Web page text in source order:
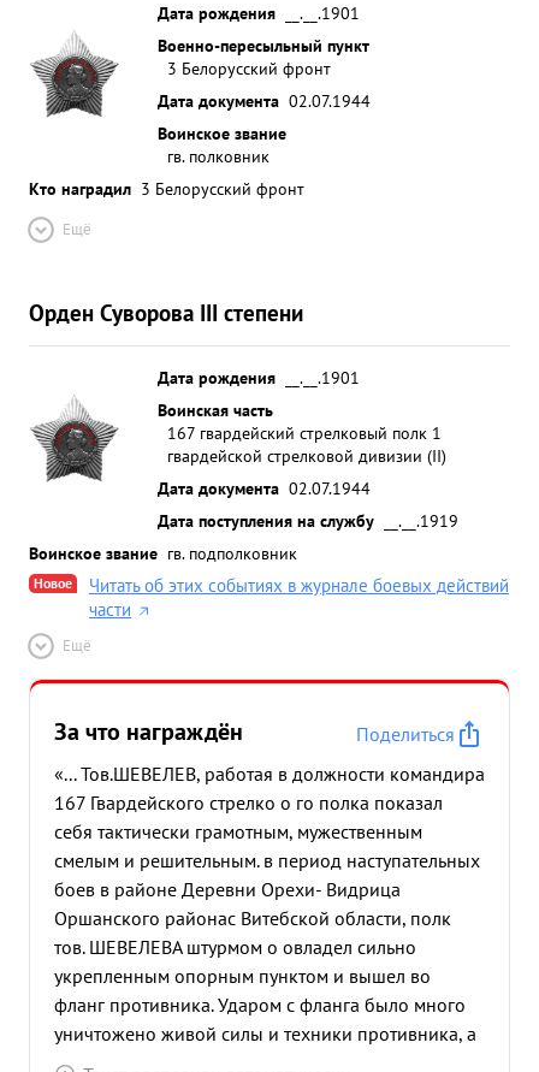
Дата рождения
__.__.1901
Военно-пересыльный пункт
3 Белорусский фронт
Дата документа 02.07.1944
Воинское звание
гв. полковник
Кто наградил 3 Белорусский фронт
Ещё
Орден Суворова III степени
Дата рождения
__.__.1901
Воинская часть
167 гвардейский стрелковый полк 1
гвардейской стрелковой дивизии (II)
Дата документа 02.07.1944
Дата поступления на службу
__.__.1919
Воинское звание гв. подполковник
Новое
Читать об этих событиях в журнале боевых действий
части
Ещё
За что награждён
Поделиться
«... Тов.ШЕВЕЛЕВ, работая в должности командира
167 Гвардейского стрелко о го полка показал
себя тактически грамотным, мужественным
смелым и решительным. в период наступательных
боев в районе Деревни Орехи- Видрица
Оршанского районас Витебской области, полк
тов. ШЕВЕЛЕВА штурмом о овладел сильно
укрепленным опорным пунктом и вышел во
фланг противника. Ударом с фланга было много
уничтожено живой силы и техники противника, а
также взято в плен более 300 чел.пленных.